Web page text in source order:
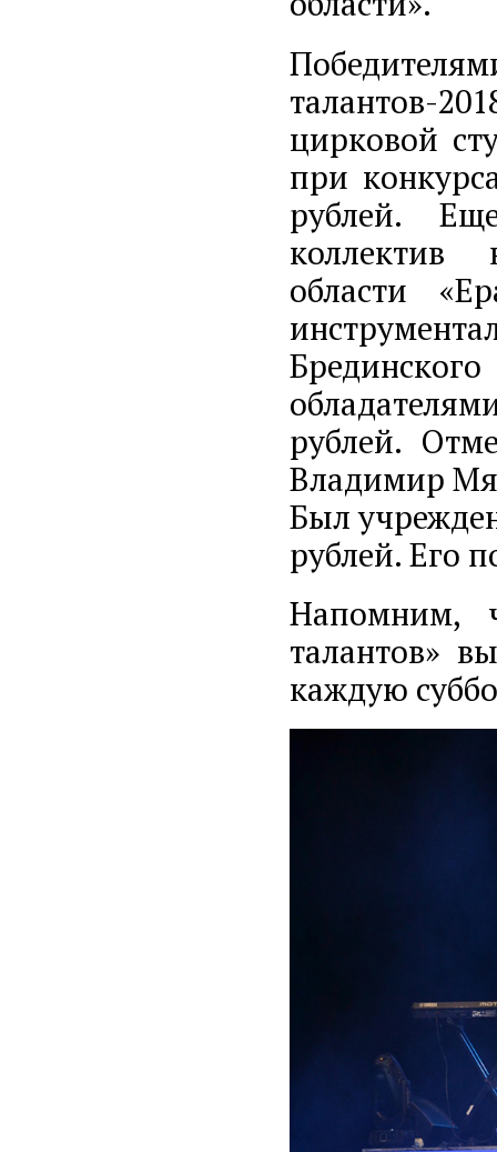
талантов-
цирковой
при
рублей.
коллектив
области
рублей.
Владимир
Был
рублей. Его
Напомним,
талантов»
каждую